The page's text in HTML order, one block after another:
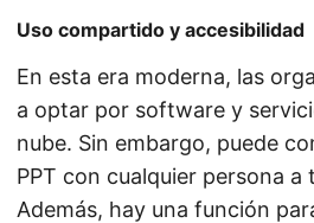
Uso compartido y accesibilidad
En esta era moderna, las
a optar por software y
nube. Sin embargo, puede
PPT con cualquier persona
Además, hay una función